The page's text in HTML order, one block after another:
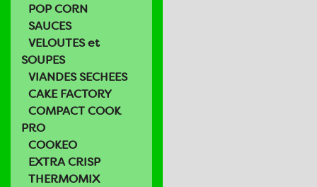
POP CORN
SAUCES
VELOUTES et
SOUPES
VIANDES SECHEES
CAKE FACTORY
COMPACT COOK
PRO
COOKEO
EXTRA CRISP
THERMOMIX